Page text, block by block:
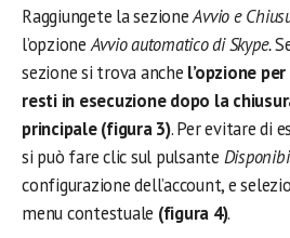
Raggiungete la sezioneAvvio e
l’opzioneAvvio automatico di Skype.
sezione si trova anche l’opzione
resti in esecuzione dopo la
principale (figura 3). Per evitare di
si può fare clic sul pulsante
configurazione dell’account, e
menu contestuale (figura 4).